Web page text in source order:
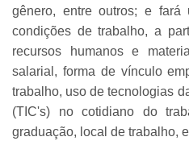
gênero, entre outros; e fará
condições de trabalho, a
recursos humanos e
salarial, forma de vínculo
trabalho, uso de tecnologias
(TIC's) no cotidiano do
graduação, local de trabalho,